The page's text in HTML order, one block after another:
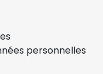
personnelles